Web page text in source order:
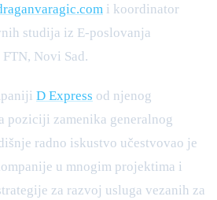
i koordinator
studija iz E-poslovanja
FTN, Novi Sad.
D Express od njenog
poziciji zamenika generalnog
radno iskustvo učestvovao je
u mnogim projektima i
za razvoj usluga vezanih za